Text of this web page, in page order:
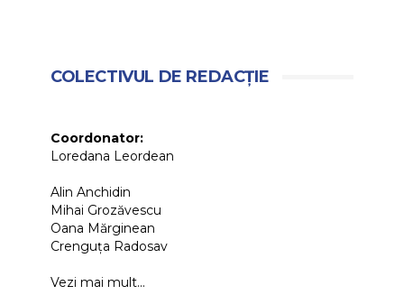
COLECTIVUL DE REDACȚIE
Coordonator:
Loredana Leordean
Alin Anchidin
Mihai Grozăvescu
Oana Mărginean
Crenguța Radosav
Vezi mai mult...